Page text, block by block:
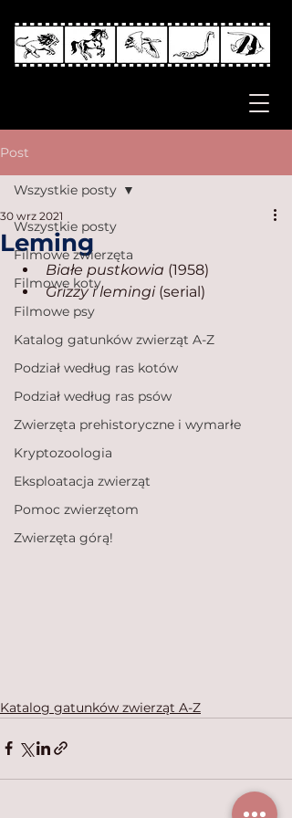
Post
Wszystkie posty
Filmowe zwierzęta
Filmowe koty
Filmowe psy
Katalog gatunków zwierząt A-Z
Podział według ras kotów
Podział według ras psów
Zwierzęta prehistoryczne i wymarłe
Kryptozoologia
Eksploatacja zwierząt
Pomoc zwierzętom
Zwierzęta górą!
Wszystkie posty
Leming
30 wrz 2021
Białe pustkowia (1958)
Grizzy i lemingi (serial)
Katalog gatunków zwierząt A-Z